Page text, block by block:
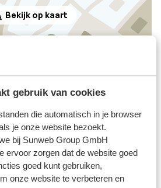
gebruik van cookies
die automatisch in je browser
je onze website bezoekt.
bij Sunweb Group GmbH
ervoor zorgen dat de website goed
goed kunt gebruiken,
onze website te verbeteren en
Bekijk op kaart
see bahnhof: 19 km
m